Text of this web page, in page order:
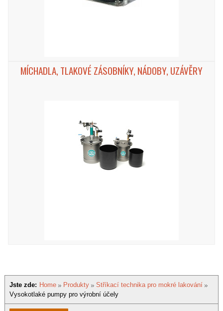
MÍCHADLA, TLAKOVÉ ZÁSOBNÍKY, NÁDOBY, UZÁVĚRY
Jste zde: Home Produkty
Stříkací technika pro mokré lakování
Vysokotlaké pumpy pro výrobní účely